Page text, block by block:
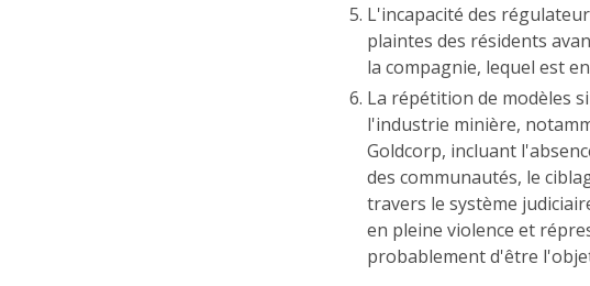
L'incapacité des
plaintes des résidents
la compagnie, lequel est
La répétition de modèles
l'industrie minière,
Goldcorp, incluant
des communautés, le
travers le système
en pleine violence et
probablement d'être